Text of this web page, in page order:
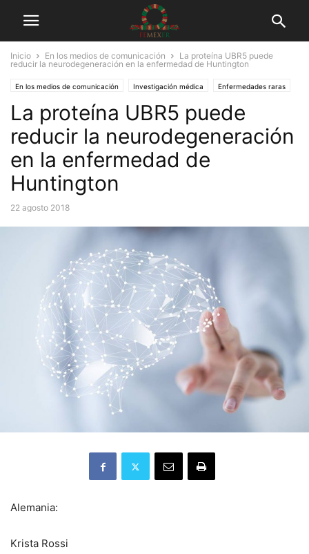
Inicio En los medios de comunicación
La proteína UBR5 puede
reducir la neurodegeneración en la enfermedad de Huntington
En los medios de comunicación Investigación médica Enfermedades raras
Síndrome de Huntington
La proteína UBR5 puede
reducir la neurodegeneración
en la enfermedad de
Huntington
22 agosto 2018
Alemania:
Krista Rossi